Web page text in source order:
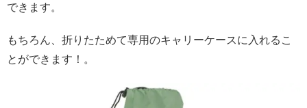
できます。
もちろん、折りたためて専用のキャリーケースに入れるこ
とができます！。